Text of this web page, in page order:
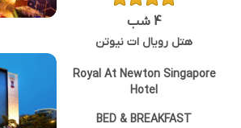
4 شب
هتل رویال ات نیوتن
Royal At Newton Singapore
Hotel
BED & BREAKFAST